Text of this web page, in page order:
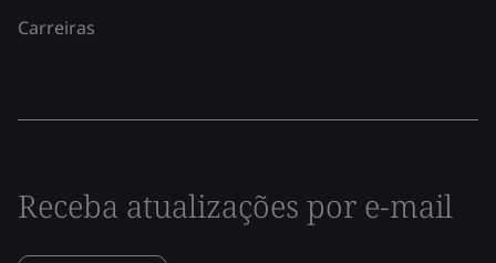
Carreiras
Receba atualizações por e-mail